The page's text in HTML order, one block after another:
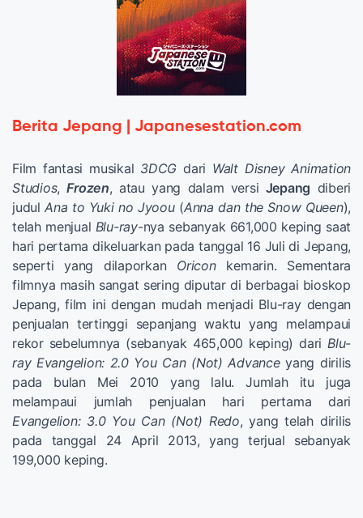
Berita Jepang | Japanesestation.com
Film fantasi musikal 3DCG dari Walt Disney Animation
Studios,Frozen, atau yang dalam versi Jepang diberi
judulAna to Yuki no Jyoou(Anna dan the Snow Queen),
telah menjual Blu-ray-nya sebanyak 661,000 keping saat
hari pertama dikeluarkan pada tanggal 16 Juli di Jepang,
seperti yang dilaporkan Oriconkemarin. Sementara
filmnya masih sangat sering diputar di berbagai bioskop
Jepang, film ini dengan mudah menjadi Blu-ray dengan
penjualan tertinggi sepanjang waktu yang melampaui
rekor sebelumnya (sebanyak 465,000 keping) dari Blu-
ray Evangelion: 2.0 You Can (Not) Advanceyang dirilis
pada bulan Mei 2010 yang lalu. Jumlah itu juga
melampaui jumlah penjualan hari pertama dari
Evangelion: 3.0 You Can (Not) Redo, yang telah dirilis
pada tanggal 24 April 2013, yang terjual sebanyak
199,000 keping.